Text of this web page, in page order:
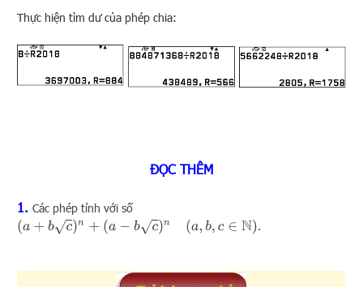
Thực hiện tìm dư của phép chia:
ĐỌC THÊM
1. Các phép tính với số
(a+bc )n+(a−bc)n(a, b,c ∈N) .